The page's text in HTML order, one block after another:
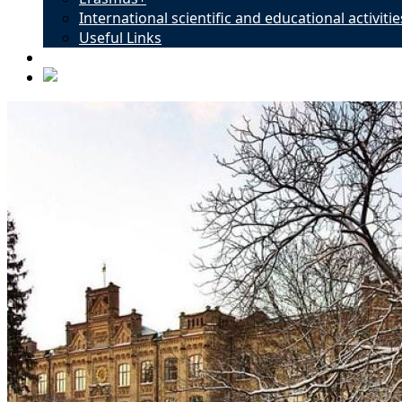
International scientific and educational
Useful Links